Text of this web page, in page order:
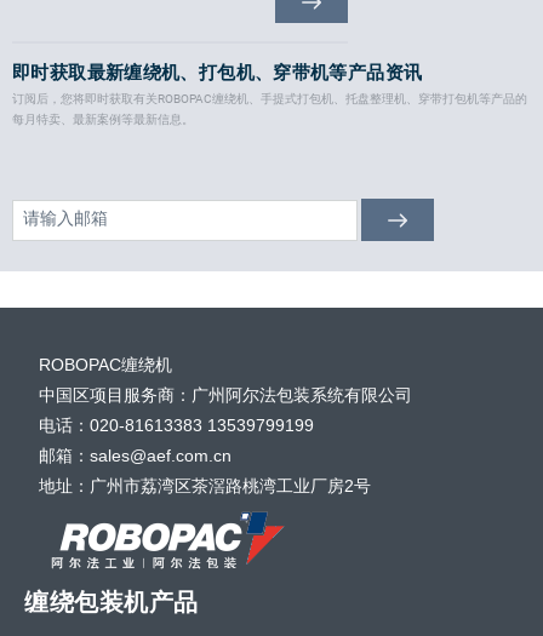
即时获取最新缠绕机、打包机、穿带机等产品资讯
订阅后，您将即时获取有关ROBOPAC缠绕机、手提式打包机、托盘整理机、穿带打包机等产品的
每月特卖、最新案例等最新信息。
ROBOPAC缠绕机
中国区项目服务商：广州阿尔法包装系统有限公司
电话：020-81613383 13539799199
邮箱：sales@aef.com.cn
地址：广州市荔湾区茶滘路桃湾工业厂房2号
缠绕包装机产品